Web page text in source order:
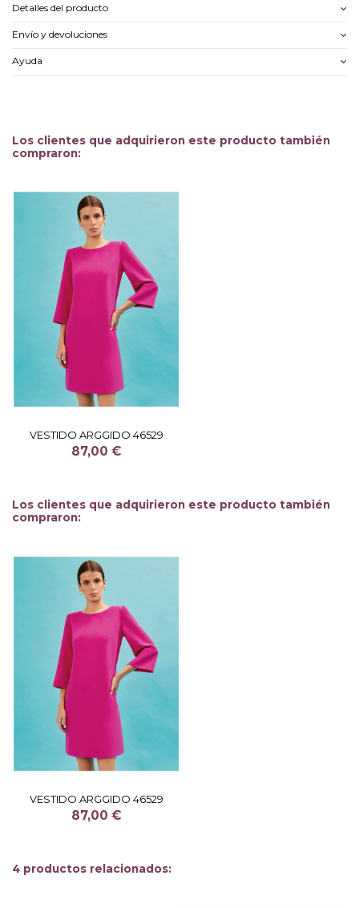
Detalles del producto
Envío y devoluciones
Ayuda
Los clientes que adquirieron este producto también
compraron:
VESTIDO ARGGIDO 46529
87,00 €
Los clientes que adquirieron este producto también
compraron:
VESTIDO ARGGIDO 46529
87,00 €
4 productos relacionados: